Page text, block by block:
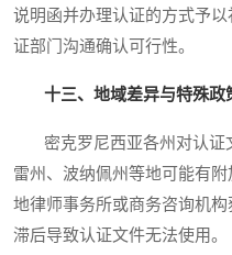
说明函并办理认证的方式予
证部门沟通确认可行性。
十三、地域差异与特殊政
密克罗尼西亚各州对认证
雷州、波纳佩州等地可能有
地律师事务所或商务咨询机
滞后导致认证文件无法使用。